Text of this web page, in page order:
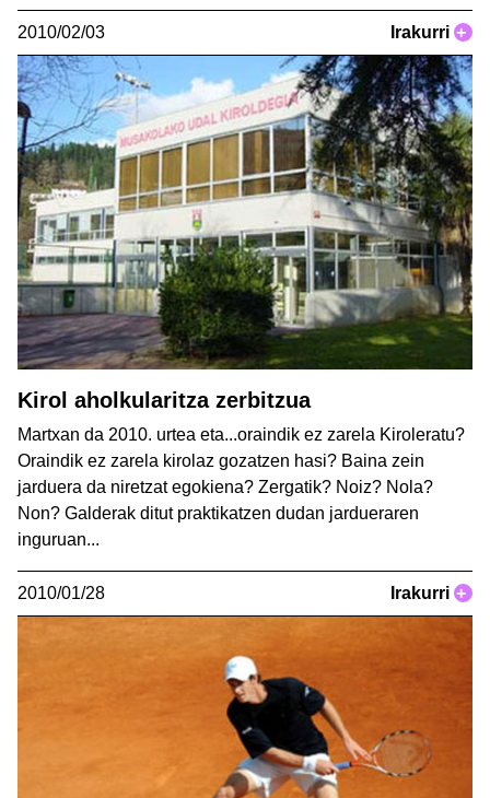
2010/02/03 Irakurri +
Kirol aholkularitza zerbitzua
Martxan da 2010. urtea eta...oraindik ez zarela Kiroleratu?
Oraindik ez zarela kirolaz gozatzen hasi? Baina zein
jarduera da niretzat egokiena? Zergatik? Noiz? Nola?
Non? Galderak ditut praktikatzen dudan jardueraren
inguruan...
2010/01/28 Irakurri +